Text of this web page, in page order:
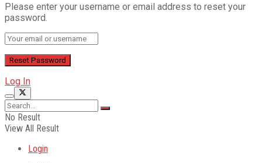
Please enter your username or email address to reset your
password.
Log In
No Result
View All Result
Login